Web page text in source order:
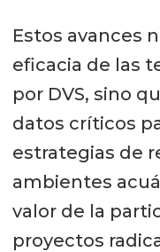
Estos avances
eficacia de las
por DVS, sino
datos críticos
estrategias de
ambientes
valor de la
proyectos